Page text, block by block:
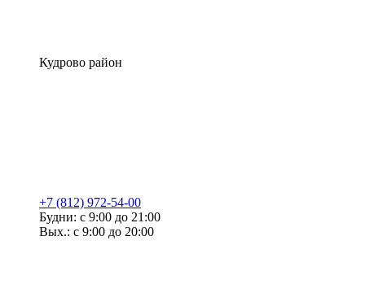
Кудрово район
+7 (812) 972-54-00
Будни: с 9:00 до 21:00
Вых.: с 9:00 до 20:00